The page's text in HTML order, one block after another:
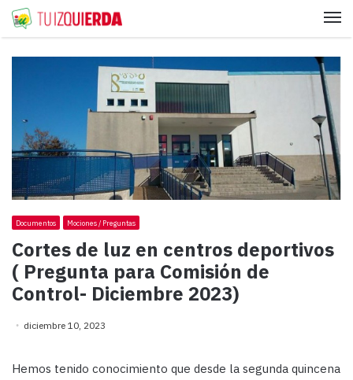
Documentos Mociones / Preguntas
Cortes de luz en centros deportivos
( Pregunta para Comisión de
Control- Diciembre 2023)
diciembre 10, 2023
Hemos tenido conocimiento que desde la segunda quincena